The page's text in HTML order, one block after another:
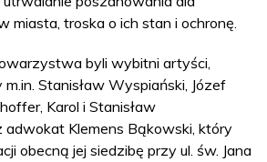
miasta, troska o ich stan i ochronę.
byli wybitni artyści,
m.in. Stanisław Wyspiański, Józef
Karol i Stanisław
adwokat Klemens Bąkowski, który
obecną jej siedzibę przy ul. św. Jana